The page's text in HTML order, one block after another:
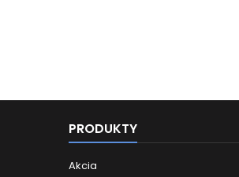
PRODUKTY
Akcia